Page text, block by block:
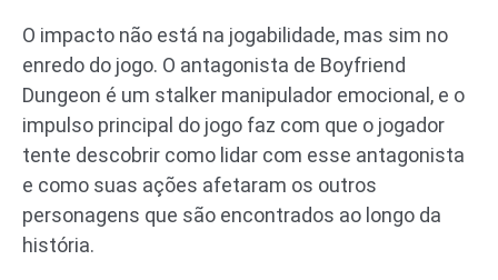
O impacto não está na jogabilidade, mas sim no
enredo do jogo. O antagonista de Boyfriend
Dungeon é um stalker manipulador emocional, e o
impulso principal do jogo faz com que o jogador
tente descobrir como lidar com esse antagonista
e como suas ações afetaram os outros
personagens que são encontrados ao longo da
história.